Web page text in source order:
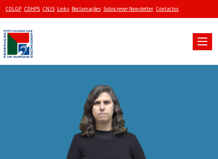
CDLGP CDHPS CNJS Links Reclamações Subscrever Newsletter Contactos
Toggle